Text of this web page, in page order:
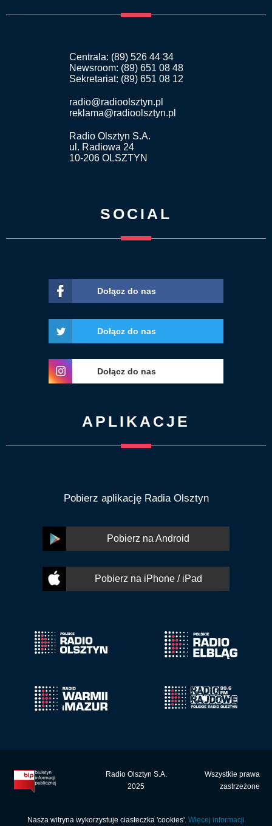
Centrala: (89) 526 44 34
Newsroom: (89) 651 08 48
Sekretariat: (89) 651 08 12
radio@radioolsztyn.pl
reklama@radioolsztyn.pl
Radio Olsztyn S.A.
ul. Radiowa 24
10-206 OLSZTYN
SOCIAL
Dołącz do nas
Dołącz do nas
Dołącz do nas
APLIKACJE
Pobierz aplikację Radia Olsztyn
Pobierz na Android
Pobierz na iPhone / iPad
Radio Olsztyn S.A.
2025
Wszystkie prawa
zastrzeżone
Nasza witryna wykorzystuje ciasteczka 'cookies'. Więcej informacji